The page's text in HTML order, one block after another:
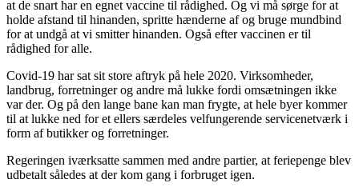
at de snart har en egnet vaccine til rådighed. Og vi må sørge for at
holde afstand til hinanden, spritte hænderne af og bruge mundbind
for at undgå at vi smitter hinanden. Også efter vaccinen er til
rådighed for alle.
Covid-19 har sat sit store aftryk på hele 2020. Virksomheder,
landbrug, forretninger og andre må lukke fordi omsætningen ikke
var der. Og på den lange bane kan man frygte, at hele byer kommer
til at lukke ned for et ellers særdeles velfungerende servicenetværk i
form af butikker og forretninger.
Regeringen iværksatte sammen med andre partier, at feriepenge blev
udbetalt således at der kom gang i forbruget igen.